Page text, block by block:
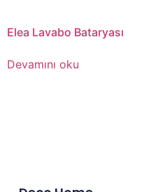
Elea Lavabo Bataryası
Devamını oku